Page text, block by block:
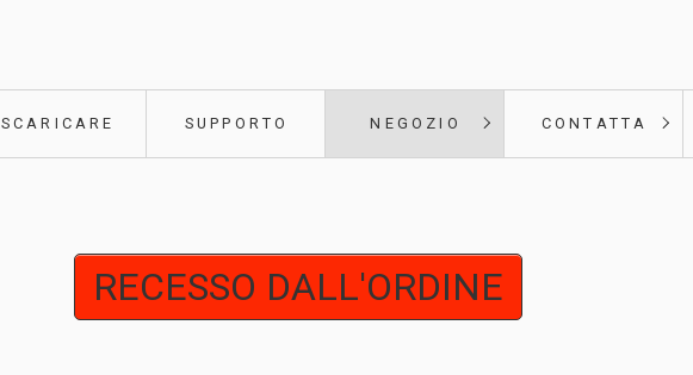
SCARICARE SUPPORTO NEGOZIO CONTATTA
RECESSO DALL'ORDINE